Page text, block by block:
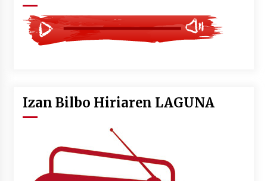
Izan Bilbo Hiriaren LAGUNA